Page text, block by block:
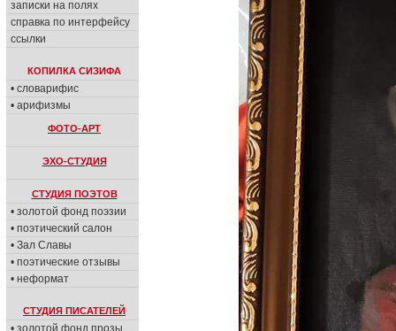
записки на полях
справка по интерфейсу
ссылки
КОПИЛКА СИЗИФА
• словарифис
• арифизмы
ФОТО-АРТ
ЭХО-СТУДИЯ
СТУДИЯ ПОЭТОВ
• золотой фонд поэзии
• поэтический салон
• Зал Славы
• поэтические отзывы
• неформат
СТУДИЯ ПИСАТЕЛЕЙ
• золотой фонд прозы